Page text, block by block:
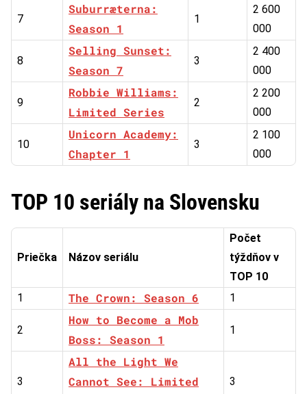
7
Suburræterna:
Season 1
1
2 600
000
8
Selling Sunset:
Season 7
3
2 400
000
9
Robbie Williams:
Limited Series
2
2 200
000
10
Unicorn Academy:
Chapter 1
3
2 100
000
TOP 10 seriály na Slovensku
Priečka Názov seriálu
Počet
týždňov v
TOP 10
1
The Crown: Season 6 1
2
How to Become a Mob
Boss: Season 1
1
3
All the Light We
Cannot See: Limited
3